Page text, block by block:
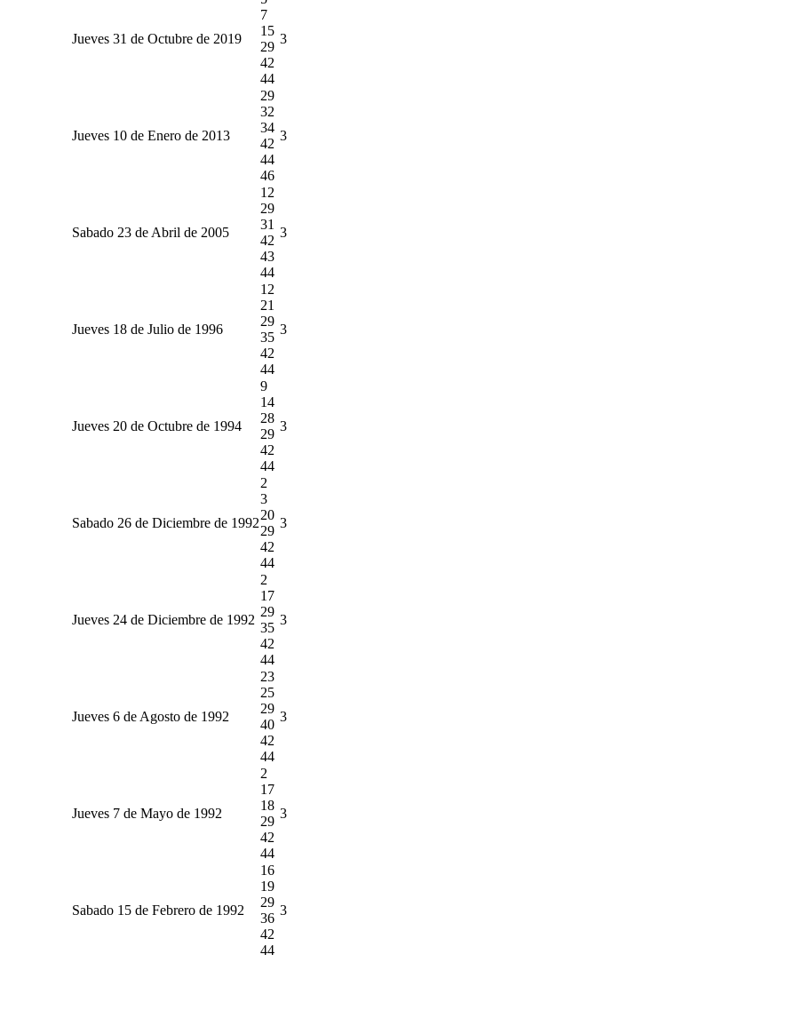
Jueves 31 de Octubre de 2019
7
15
29
42
44
3
Jueves 10 de Enero de 2013
29
32
34
42
44
46
3
Sabado 23 de Abril de 2005
12
29
31
42
43
44
3
Jueves 18 de Julio de 1996
12
21
29
35
42
44
3
Jueves 20 de Octubre de 1994
9
14
28
29
42
44
3
Sabado 26 de Diciembre de 1992
2
3
20
29
42
44
3
Jueves 24 de Diciembre de 1992
2
17
29
35
42
44
3
Jueves 6 de Agosto de 1992
23
25
29
40
42
44
3
Jueves 7 de Mayo de 1992
2
17
18
29
42
44
3
Sabado 15 de Febrero de 1992
16
19
29
36
42
44
3